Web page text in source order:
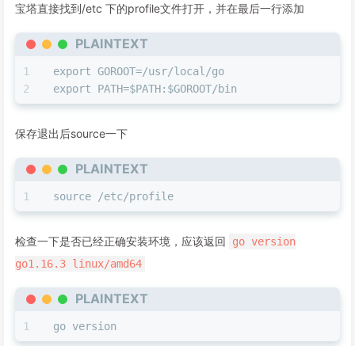
宝塔直接找到/etc 下的profile文件打开，并在最后一行添加
PLAINTEXT
export GOROOT=/usr/local/go
export PATH=$PATH:$GOROOT/bin
保存退出后source一下
PLAINTEXT
source /etc/profile
检查一下是否已经正确安装环境，应该返回
go version
go1.16.3 linux/amd64
PLAINTEXT
go version